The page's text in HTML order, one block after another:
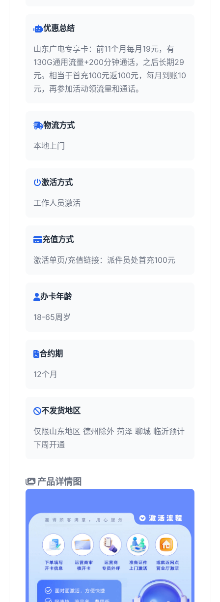
优惠总结
山东广电专享卡：前11个月每月19元，有
130G通用流量+200分钟通话，之后长期29
元。相当于首充100元返100元，每月到账10
元，再参加活动领流量和通话。
物流方式
本地上门
激活方式
工作人员激活
充值方式
激活单页/充值链接：派件员处首充100元
办卡年龄
18-65周岁
合约期
12个月
不发货地区
仅限山东地区 德州除外 菏泽 聊城 临沂预计
下周开通
产品详情图